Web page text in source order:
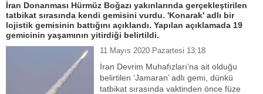
İran Donanması Hürmüz Boğazı yakınlarında gerçekleştirilen
tatbikat sırasında kendi gemisini vurdu. 'Konarak' adlı bir
lojistik gemisinin battığını açıklandı. Yapılan açıklamada 19
gemicinin yaşamının yitirdiği belirtildi.
11 Mayıs 2020 Pazartesi 13:18
İran Devrim Muhafızları’na ait olduğu
belirtilen ‘Jamaran’ adlı gemi, dünkü
tatbikat sırasında vaktinden önce füze